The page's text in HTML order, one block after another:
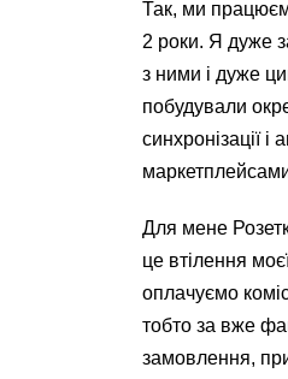
Так, ми
2 роки. Я дуже
з ними і дуже
побудували
синхронізації і
Для мене
це втілення
оплачуємо
тобто за вже
замовлення,